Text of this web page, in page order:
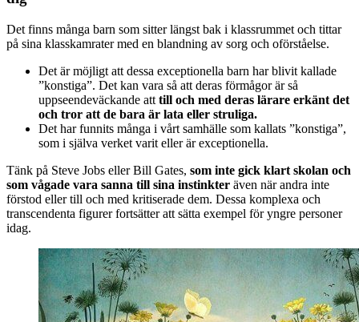
Det finns många barn som sitter längst bak i klassrummet och tittar
på sina klasskamrater med en blandning av sorg och oförståelse.
Det är möjligt att dessa exceptionella barn har blivit kallade
”konstiga”. Det kan vara så att deras förmågor är så
uppseendeväckande att till och med deras lärare erkänt det
och tror att de bara är lata eller struliga.
Det har funnits många i vårt samhälle som kallats ”konstiga”,
som i själva verket varit eller är exceptionella.
Tänk på Steve Jobs eller Bill Gates, som inte gick klart skolan och
som vågade vara sanna till sina instinkter även när andra inte
förstod eller till och med kritiserade dem. Dessa komplexa och
transcendenta figurer fortsätter att sätta exempel för yngre personer
idag.